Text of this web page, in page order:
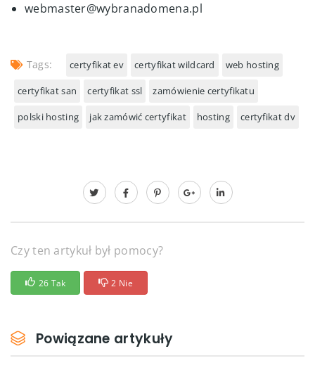
webmaster@wybranadomena.pl
Tags: certyfikat ev certyfikat wildcard web hosting
certyfikat san certyfikat ssl zamówienie certyfikatu
polski hosting jak zamówić certyfikat hosting certyfikat dv
Czy ten artykuł był pomocy?
26 Tak 2 Nie
Powiązane artykuły